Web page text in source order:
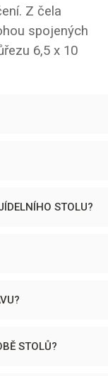
Z čela
spojených
6,5 x 10
STOLU?
STOLŮ?